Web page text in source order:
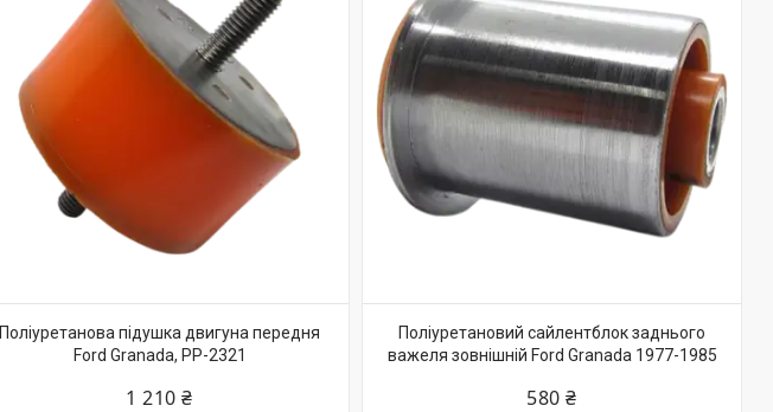
Поліуретанова підушка двигуна передня
Ford Granada, PP-2321
1 210 ₴
Поліуретановий сайлентблок заднього
важеля зовнішній Ford Granada 1977-1985
580 ₴